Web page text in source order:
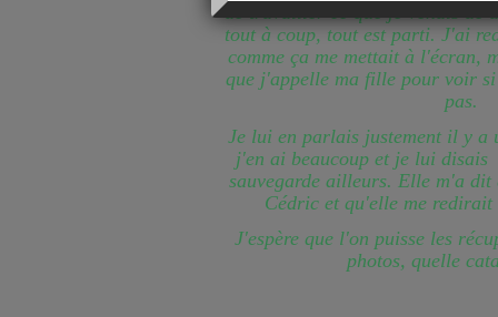
de travailler ce que je venais de
tout à coup, tout est parti. J'ai
comme ça me mettait à l'écran,
que j'appelle ma fille pour voir
pas.
Je lui en parlais justement il y a
j'en ai beaucoup et je lui
sauvegarde ailleurs. Elle m'a
Cédric et qu'elle me
J'espère que l'on puisse les
photos, quelle